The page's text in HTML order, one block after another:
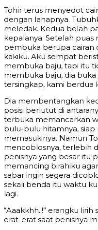
Tohir terus menyedot
dengan lahapnya.
meledak. Kedua belah
kepalanya. Setelah
pembuka berupa cairan
kakiku. Aku sempat
membuka baju, tapi itu
membuka baju, dia
tersingkap, kami berdua
Dia membentangkan
posisi berlutut di
terbuka memancarkan
bulu-bulu hitamnya,
memasukinya. Namun
mencoblosnya, terlebih
penisnya yang besar itu
memancing birahiku
sabar ingin segera
sekali benda itu waktu
lagi.
“Aaakkhh..!” erangku
erat-erat saat penisnya